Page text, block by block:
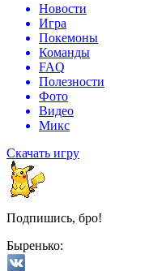
Новости
Игра
Покемоны
Команды
FAQ
Полезности
Фото
Видео
Микс
Скачать игру
Подпишись, бро!
Быренько: